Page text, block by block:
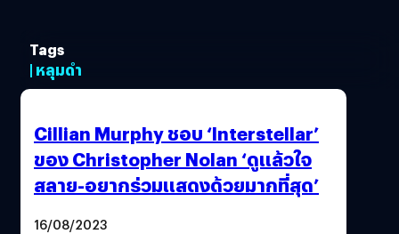
Tags
| หลุมดำ
Cillian Murphy ชอบ ‘Interstellar’
ของ Christopher Nolan ‘ดูแล้วใจ
สลาย-อยากร่วมแสดงด้วยมากที่สุด’
16/08/2023